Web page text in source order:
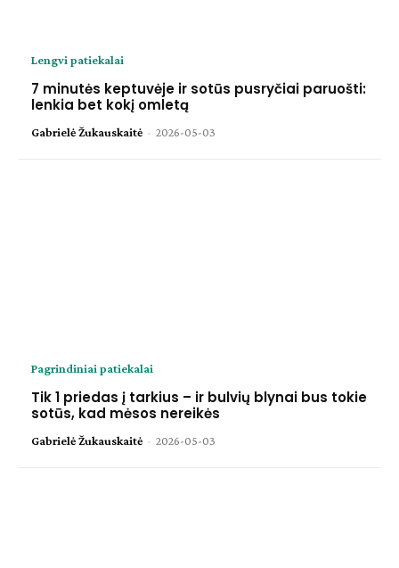
Lengvi patiekalai
7 minutės keptuvėje ir sotūs pusryčiai paruošti:
lenkia bet kokį omletą
Gabrielė Žukauskaitė - 2026-05-03
Pagrindiniai patiekalai
Tik 1 priedas į tarkius – ir bulvių blynai bus tokie
sotūs, kad mėsos nereikės
Gabrielė Žukauskaitė - 2026-05-03